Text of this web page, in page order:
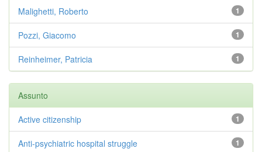
1
Malighetti, Roberto
1
Pozzi, Giacomo
1
Reinheimer, Patricia
Assunto
1
Active citizenship
1
Anti-psychiatric hospital struggle